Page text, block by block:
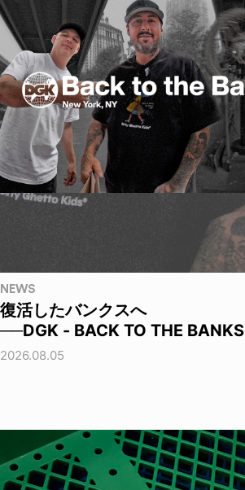
NEWS
復活したバンクスへ
──DGK - BACK TO THE BANKS
2026.08.05